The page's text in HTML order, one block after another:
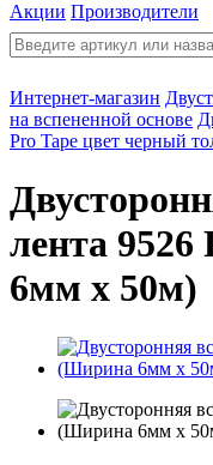
Акции Производители
Интернет-магазин
на вспененной основе
Pro Tape цвет черный
лента
6мм х 50м)